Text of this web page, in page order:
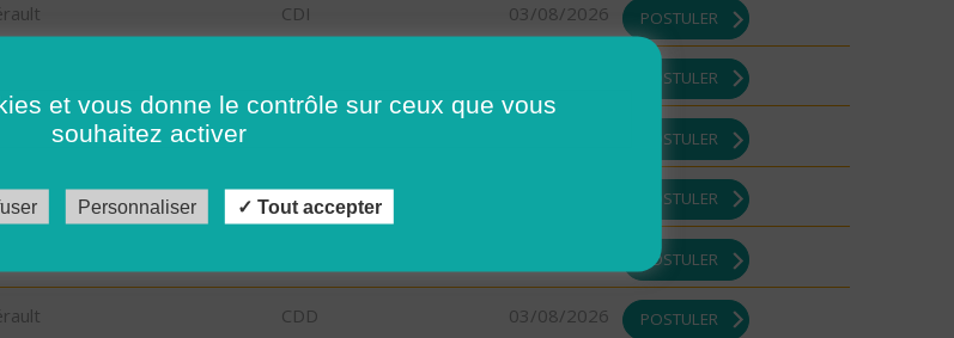
CDI 03/08/2026 POSTULER
POSTULER
POSTULER
CDI POSTULER
POSTULER
CDD 03/08/2026 POSTULER
et vous donne le contrôle sur ceux que vous
souhaitez activer
Personnaliser Tout accepter